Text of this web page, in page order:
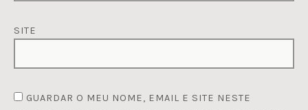
SITE
GUARDAR O MEU NOME, EMAIL E SITE NESTE